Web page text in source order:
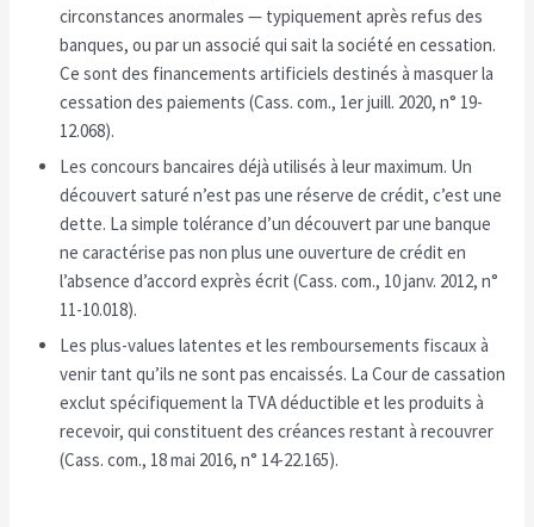
circonstances anormales — typiquement après refus des
banques, ou par un associé qui sait la société en cessation.
Ce sont des financements artificiels destinés à masquer la
cessation des paiements (Cass. com., 1er juill. 2020, n° 19-
12.068).
Les concours bancaires déjà utilisés à leur maximum. Un
découvert saturé n’est pas une réserve de crédit, c’est une
dette. La simple tolérance d’un découvert par une banque
ne caractérise pas non plus une ouverture de crédit en
l’absence d’accord exprès écrit (Cass. com., 10 janv. 2012, n°
11-10.018).
Les plus-values latentes et les remboursements fiscaux à
venir tant qu’ils ne sont pas encaissés. La Cour de cassation
exclut spécifiquement la TVA déductible et les produits à
recevoir, qui constituent des créances restant à recouvrer
(Cass. com., 18 mai 2016, n° 14-22.165).